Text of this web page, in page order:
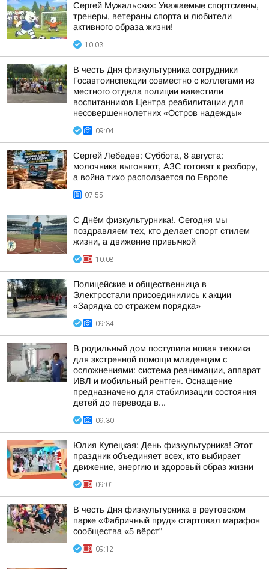
Сергей Мужальских: Уважаемые спортсмены,
тренеры, ветераны спорта и любители
активного образа жизни!
10:03
В честь Дня физкультурника сотрудники
Госавтоинспекции совместно с коллегами из
местного отдела полиции навестили
воспитанников Центра реабилитации для
несовершеннолетних «Остров надежды»
09:04
Сергей Лебедев: Суббота, 8 августа:
молочника выгоняют, АЗС готовят к разбору,
а война тихо расползается по Европе
07:55
С Днём физкультурника!. Сегодня мы
поздравляем тех, кто делает спорт стилем
жизни, а движение привычкой
10:08
Полицейские и общественница в
Электростали присоединились к акции
«Зарядка со стражем порядка»
09:34
В родильный дом поступила новая техника
для экстренной помощи младенцам с
осложнениями: система реанимации, аппарат
ИВЛ и мобильный рентген. Оснащение
предназначено для стабилизации состояния
детей до перевода в...
09:30
Юлия Купецкая: День физкультурника! Этот
праздник объединяет всех, кто выбирает
движение, энергию и здоровый образ жизни
09:01
В честь Дня физкультурника в реутовском
парке «Фабричный пруд» стартовал марафон
сообщества «5 вёрст"
09:12